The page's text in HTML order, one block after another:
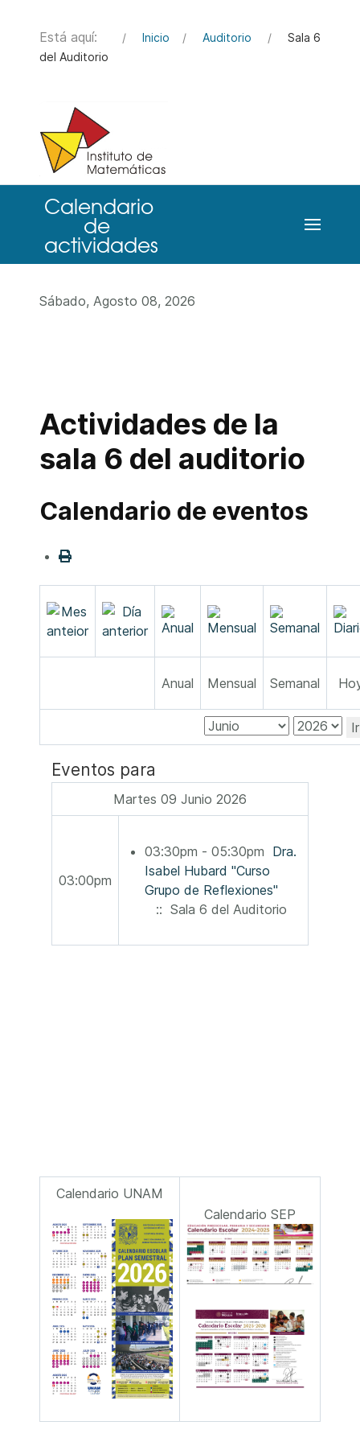
Está aquí: Inicio Auditorio
Sala 6
del Auditorio
Sábado, Agosto 08, 2026
Actividades de la
sala 6 del auditorio
Calendario de eventos
Anual Mensual Semanal
Eventos para
Martes 09 Junio 2026
03:00pm
03:30pm - 05:30pm Dra.
Isabel Hubard "Curso
Grupo de Reflexiones"
:: Sala 6 del Auditorio
Calendario UNAM
Calendario SEP